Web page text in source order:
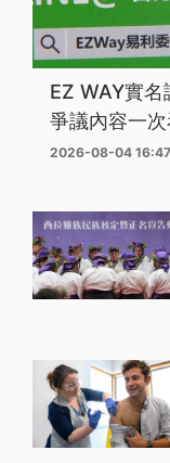
EZ WAY實
爭議內容一
2026-08-04 16:47